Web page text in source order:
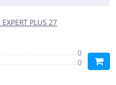
PLUS 27
0
0